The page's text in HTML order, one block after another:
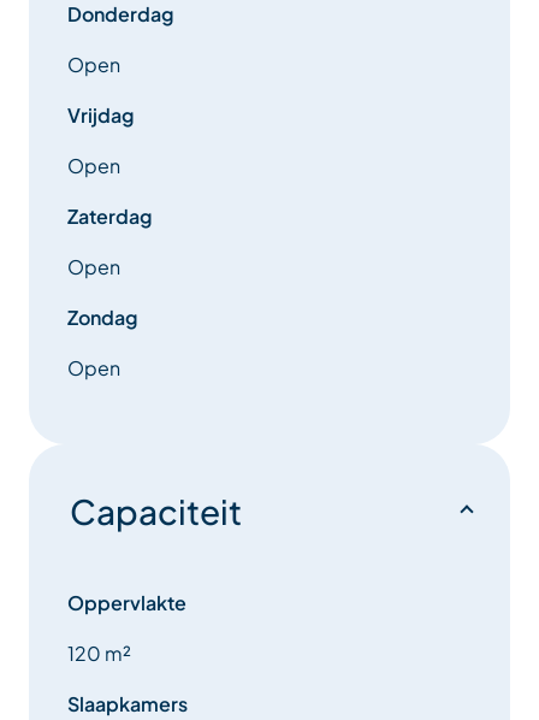
Donderdag
Open
Vrijdag
Open
Zaterdag
Open
Zondag
Open
Capaciteit
Oppervlakte
120 m²
Slaapkamers